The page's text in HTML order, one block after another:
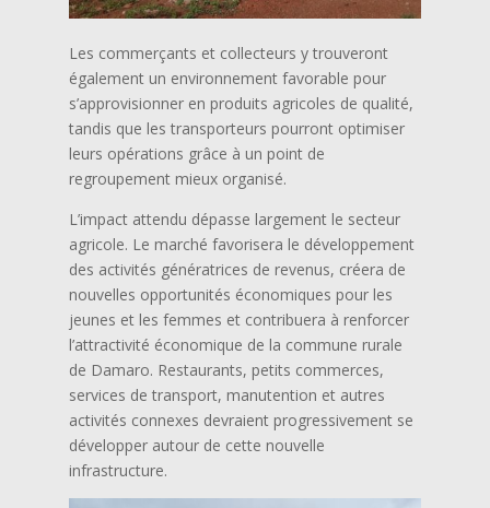
Les commerçants et collecteurs y trouveront
également un environnement favorable pour
s’approvisionner en produits agricoles de qualité,
tandis que les transporteurs pourront optimiser
leurs opérations grâce à un point de
regroupement mieux organisé.
L’impact attendu dépasse largement le secteur
agricole. Le marché favorisera le développement
des activités génératrices de revenus, créera de
nouvelles opportunités économiques pour les
jeunes et les femmes et contribuera à renforcer
l’attractivité économique de la commune rurale
de Damaro. Restaurants, petits commerces,
services de transport, manutention et autres
activités connexes devraient progressivement se
développer autour de cette nouvelle
infrastructure.